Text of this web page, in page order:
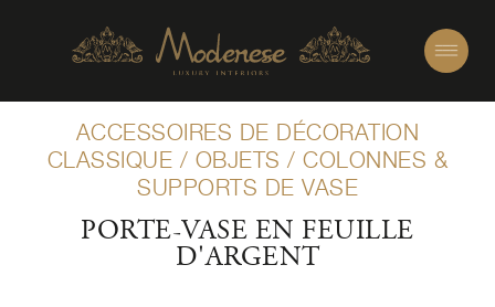
ACCESSOIRES DE DÉCORATION
CLASSIQUE / OBJETS /COLONNES &
SUPPORTS DE VASE
PORTE-VASE EN FEUILLE
D'ARGENT